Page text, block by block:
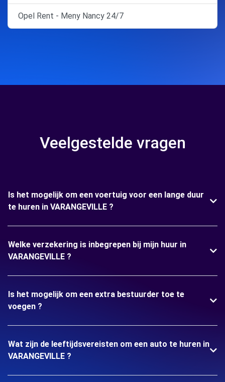
Opel Rent - Meny Nancy 24/7
Veelgestelde vragen
Is het mogelijk om een voertuig voor een lange duur
te huren in VARANGEVILLE ?
Welke verzekering is inbegrepen bij mijn huur in
VARANGEVILLE ?
Is het mogelijk om een extra bestuurder toe te
voegen ?
Wat zijn de leeftijdsvereisten om een auto te huren in
VARANGEVILLE ?